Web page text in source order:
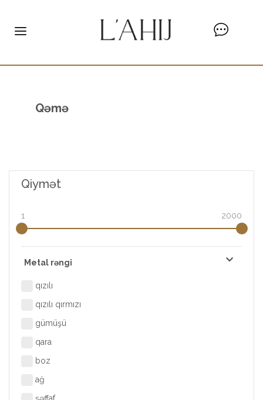
Qəmə
Qiymət
1 2000
Metal rəngi
qızılı
qızılı qırmızı
gümüşü
qara
boz
ağ